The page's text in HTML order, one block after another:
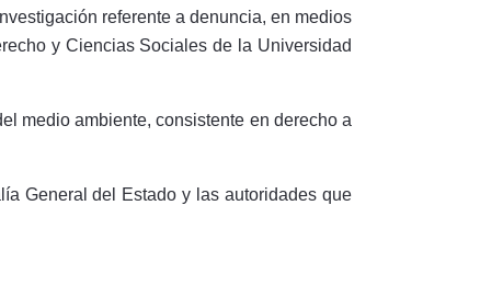
referente a denuncia, en medios
y Ciencias Sociales de la Universidad
medio ambiente, consistente en derecho a
General del Estado y las autoridades que